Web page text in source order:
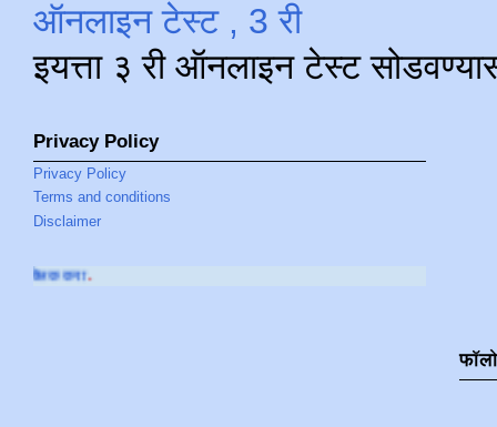
ऑनलाइन टेस्ट , 3 री
इयत्ता ३ री ऑनलाइन टेस्ट
Privacy Policy
Privacy Policy
Terms and conditions
Disclaimer